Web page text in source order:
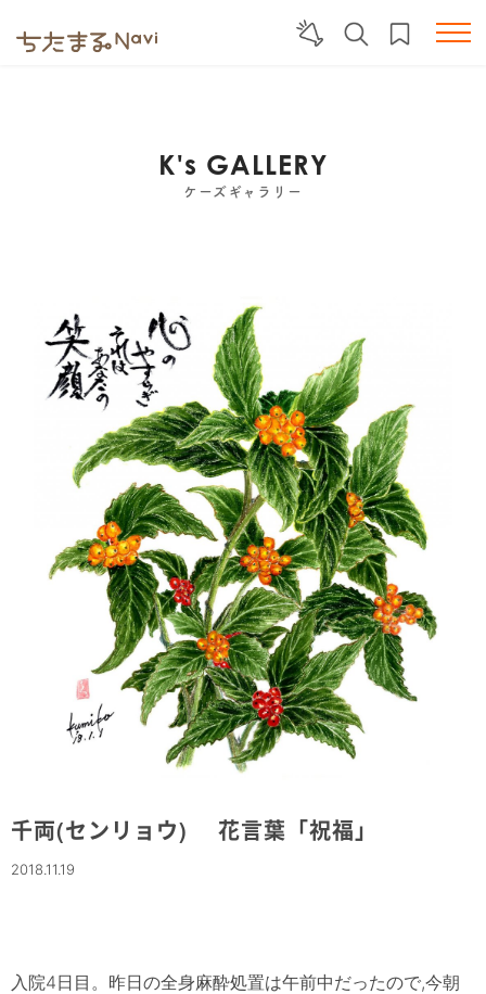
K's GALLERY
ケーズギャラリー
千両(センリョウ) 花言葉「祝福」
2018.11.19
入院4日目。昨日の全身麻酔処置は午前中だったので,今朝